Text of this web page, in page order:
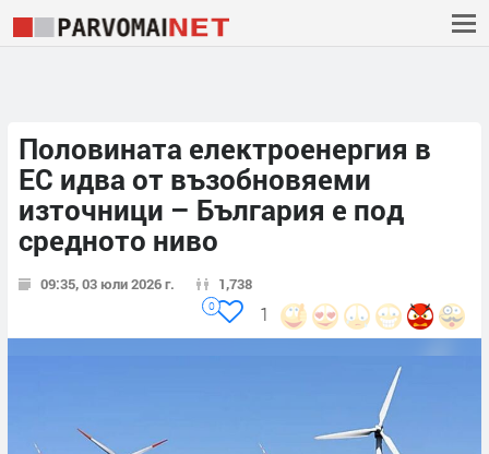
Половината електроенергия в
ЕС идва от възобновяеми
източници – България е под
средното ниво
09:35, 03 юли 2026 г. 1,738
1
0